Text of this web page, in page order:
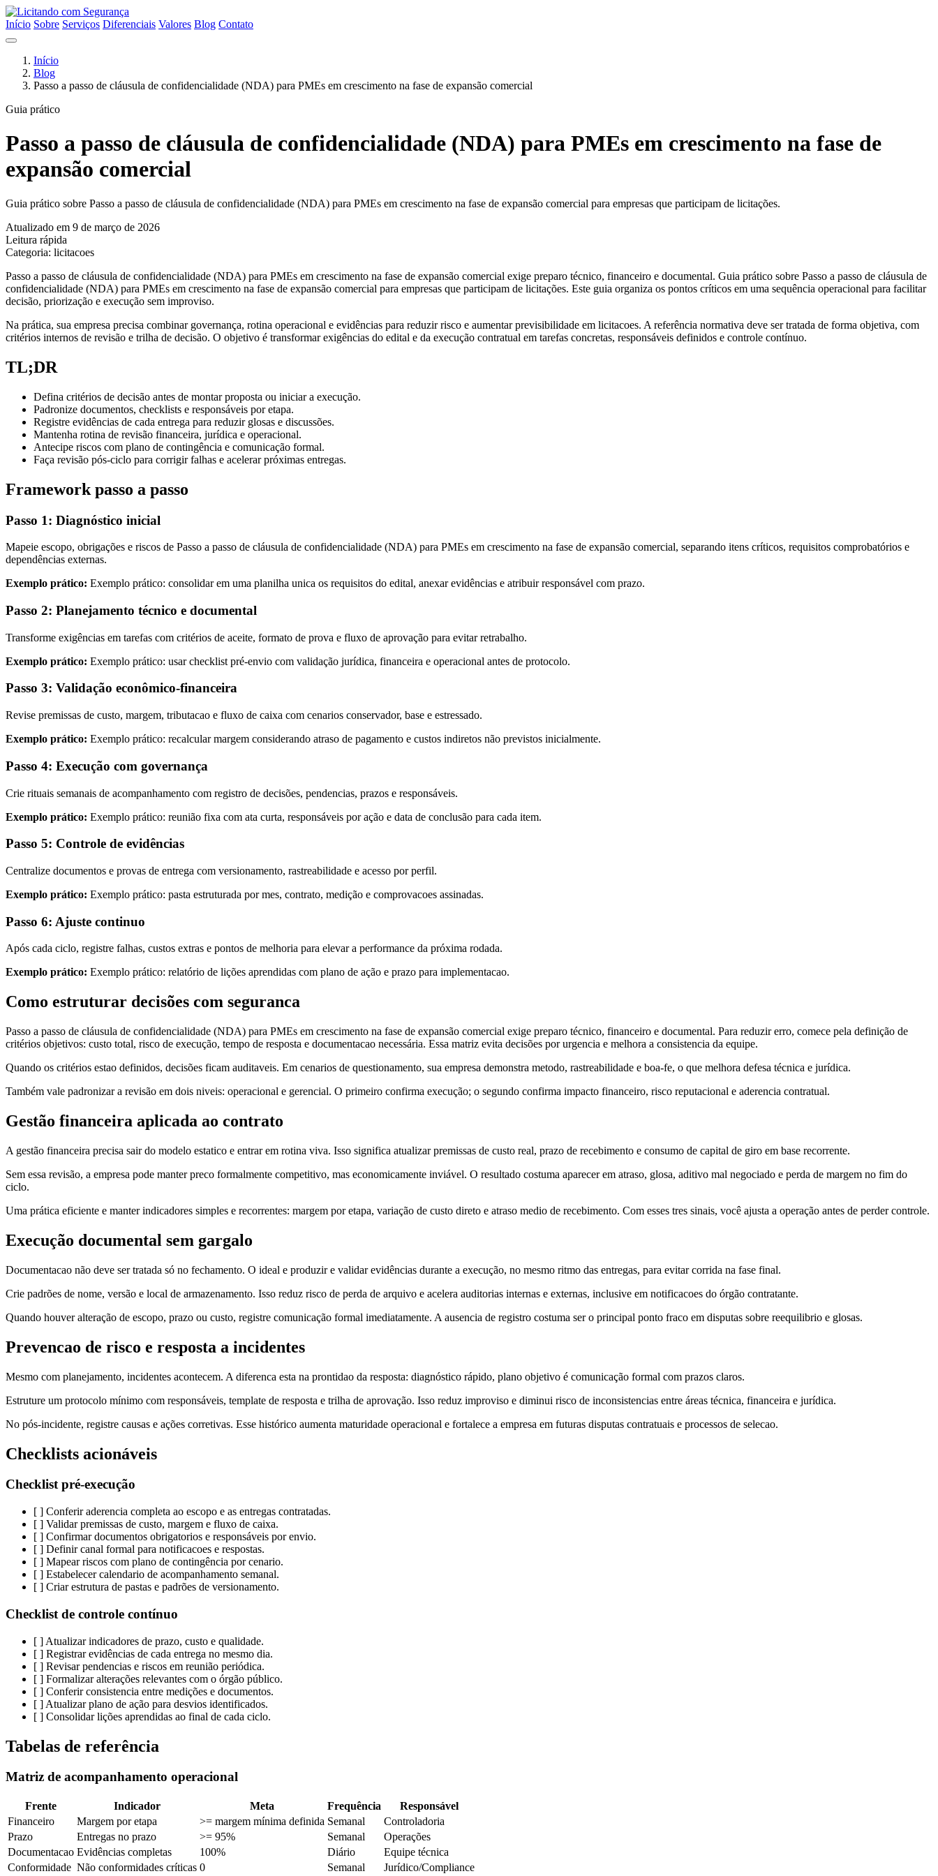
Início Sobre Serviços Diferenciais Valores Blog Contato
Início
Blog
Passo a passo de cláusula de confidencialidade (NDA) para PMEs em crescimento na fase de expansão comercial
Guia prático
Passo a passo de cláusula de confidencialidade (NDA) para PMEs em crescimento na fase de
expansão comercial
Guia prático sobre Passo a passo de cláusula de confidencialidade (NDA) para PMEs em crescimento na fase de expansão comercial para empresas que participam de licitações.
Atualizado em 9 de março de 2026
Leitura rápida
Categoria: licitacoes
Passo a passo de cláusula de confidencialidade (NDA) para PMEs em crescimento na fase de expansão comercial exige preparo técnico, financeiro e documental. Guia prático sobre Passo a passo de cláusula de
confidencialidade (NDA) para PMEs em crescimento na fase de expansão comercial para empresas que participam de licitações. Este guia organiza os pontos críticos em uma sequência operacional para facilitar
decisão, priorização e execução sem improviso.
Na prática, sua empresa precisa combinar governança, rotina operacional e evidências para reduzir risco e aumentar previsibilidade em licitacoes. A referência normativa deve ser tratada de forma objetiva, com
critérios internos de revisão e trilha de decisão. O objetivo é transformar exigências do edital e da execução contratual em tarefas concretas, responsáveis definidos e controle contínuo.
TL;DR
Defina critérios de decisão antes de montar proposta ou iniciar a execução.
Padronize documentos, checklists e responsáveis por etapa.
Registre evidências de cada entrega para reduzir glosas e discussões.
Mantenha rotina de revisão financeira, jurídica e operacional.
Antecipe riscos com plano de contingência e comunicação formal.
Faça revisão pós-ciclo para corrigir falhas e acelerar próximas entregas.
Framework passo a passo
Passo 1: Diagnóstico inicial
Mapeie escopo, obrigações e riscos de Passo a passo de cláusula de confidencialidade (NDA) para PMEs em crescimento na fase de expansão comercial, separando itens críticos, requisitos comprobatórios e
dependências externas.
Exemplo prático: Exemplo prático: consolidar em uma planilha unica os requisitos do edital, anexar evidências e atribuir responsável com prazo.
Passo 2: Planejamento técnico e documental
Transforme exigências em tarefas com critérios de aceite, formato de prova e fluxo de aprovação para evitar retrabalho.
Exemplo prático: Exemplo prático: usar checklist pré-envio com validação jurídica, financeira e operacional antes de protocolo.
Passo 3: Validação econômico-financeira
Revise premissas de custo, margem, tributacao e fluxo de caixa com cenarios conservador, base e estressado.
Exemplo prático: Exemplo prático: recalcular margem considerando atraso de pagamento e custos indiretos não previstos inicialmente.
Passo 4: Execução com governança
Crie rituais semanais de acompanhamento com registro de decisões, pendencias, prazos e responsáveis.
Exemplo prático: Exemplo prático: reunião fixa com ata curta, responsáveis por ação e data de conclusão para cada item.
Passo 5: Controle de evidências
Centralize documentos e provas de entrega com versionamento, rastreabilidade e acesso por perfil.
Exemplo prático: Exemplo prático: pasta estruturada por mes, contrato, medição e comprovacoes assinadas.
Passo 6: Ajuste continuo
Após cada ciclo, registre falhas, custos extras e pontos de melhoria para elevar a performance da próxima rodada.
Exemplo prático: Exemplo prático: relatório de lições aprendidas com plano de ação e prazo para implementacao.
Como estruturar decisões com seguranca
Passo a passo de cláusula de confidencialidade (NDA) para PMEs em crescimento na fase de expansão comercial exige preparo técnico, financeiro e documental. Para reduzir erro, comece pela definição de
critérios objetivos: custo total, risco de execução, tempo de resposta e documentacao necessária. Essa matriz evita decisões por urgencia e melhora a consistencia da equipe.
Quando os critérios estao definidos, decisões ficam auditaveis. Em cenarios de questionamento, sua empresa demonstra metodo, rastreabilidade e boa-fe, o que melhora defesa técnica e jurídica.
Também vale padronizar a revisão em dois niveis: operacional e gerencial. O primeiro confirma execução; o segundo confirma impacto financeiro, risco reputacional e aderencia contratual.
Gestão financeira aplicada ao contrato
A gestão financeira precisa sair do modelo estatico e entrar em rotina viva. Isso significa atualizar premissas de custo real, prazo de recebimento e consumo de capital de giro em base recorrente.
Sem essa revisão, a empresa pode manter preco formalmente competitivo, mas economicamente inviável. O resultado costuma aparecer em atraso, glosa, aditivo mal negociado e perda de margem no fim do
ciclo.
Uma prática eficiente e manter indicadores simples e recorrentes: margem por etapa, variação de custo direto e atraso medio de recebimento. Com esses tres sinais, você ajusta a operação antes de perder controle.
Execução documental sem gargalo
Documentacao não deve ser tratada só no fechamento. O ideal e produzir e validar evidências durante a execução, no mesmo ritmo das entregas, para evitar corrida na fase final.
Crie padrões de nome, versão e local de armazenamento. Isso reduz risco de perda de arquivo e acelera auditorias internas e externas, inclusive em notificacoes do órgão contratante.
Quando houver alteração de escopo, prazo ou custo, registre comunicação formal imediatamente. A ausencia de registro costuma ser o principal ponto fraco em disputas sobre reequilibrio e glosas.
Prevencao de risco e resposta a incidentes
Mesmo com planejamento, incidentes acontecem. A diferenca esta na prontidao da resposta: diagnóstico rápido, plano objetivo é comunicação formal com prazos claros.
Estruture um protocolo mínimo com responsáveis, template de resposta e trilha de aprovação. Isso reduz improviso e diminui risco de inconsistencias entre áreas técnica, financeira e jurídica.
No pós-incidente, registre causas e ações corretivas. Esse histórico aumenta maturidade operacional e fortalece a empresa em futuras disputas contratuais e processos de selecao.
Checklists acionáveis
Checklist pré-execução
[ ] Conferir aderencia completa ao escopo e as entregas contratadas.
[ ] Validar premissas de custo, margem e fluxo de caixa.
[ ] Confirmar documentos obrigatorios e responsáveis por envio.
[ ] Definir canal formal para notificacoes e respostas.
[ ] Mapear riscos com plano de contingência por cenario.
[ ] Estabelecer calendario de acompanhamento semanal.
[ ] Criar estrutura de pastas e padrões de versionamento.
Checklist de controle contínuo
[ ] Atualizar indicadores de prazo, custo e qualidade.
[ ] Registrar evidências de cada entrega no mesmo dia.
[ ] Revisar pendencias e riscos em reunião periódica.
[ ] Formalizar alterações relevantes com o órgão público.
[ ] Conferir consistencia entre medições e documentos.
[ ] Atualizar plano de ação para desvios identificados.
[ ] Consolidar lições aprendidas ao final de cada ciclo.
Tabelas de referência
Matriz de acompanhamento operacional
Frente Indicador Meta Frequência
Responsável
Financeiro
Margem por etapa >= margem mínima definida Semanal
Controladoria
Prazo
Entregas no prazo >= 95% Semanal
Operações
Documentacao Evidências completas 100% Diário
Equipe técnica
Conformidade Não conformidades críticas 0 Semanal
Jurídico/Compliance